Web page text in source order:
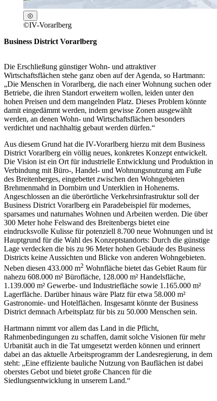
©IV-Vorarlberg
Business District Vorarlberg
Die Erschließung günstiger Wohn- und attraktiver
Wirtschaftsflächen stehe ganz oben auf der Agenda, so Hartmann:
„Die Menschen in Vorarlberg, die nach einer Wohnung suchen oder
Betriebe, die ihren Standort erweitern wollen, leiden unter den
hohen Preisen und dem mangelnden Platz. Dieses Problem könnte
damit eingedämmt werden, indem gewisse Zonen ausgewählt
werden, an denen Wohn- und Wirtschaftsflächen besonders
verdichtet und nachhaltig gebaut werden dürfen.“
Aus diesem Grund hat die IV-Vorarlberg hierzu mit dem Business
District Vorarlberg ein völlig neues, konkretes Konzept entwickelt.
Die Vision ist ein Ort für industrielle Entwicklung und Produktion in
Verbindung mit Büro-, Handel- und Wohnungsnutzung am Fuße
des Breitenberges, eingebettet zwischen den Wohngebieten
Brehmenmahd in Dornbirn und Unterklien in Hohenems.
Angeschlossen an die überörtliche Verkehrsinfrastruktur soll der
Business District Vorarlberg ein Paradebeispiel für modernes,
sparsames und naturnahes Wohnen und Arbeiten werden. Die über
300 Meter hohe Felswand des Breitenbergs bietet eine
eindrucksvolle Kulisse für potenziell 8.700 neue Wohnungen und ist
Hauptgrund für die Wahl des Konzeptstandorts: Durch die günstige
Lage verdecken die bis zu 96 Meter hohen Gebäude des Business
Districts keine Aussichten und Blicke von anderen Wohngebieten.
Neben diesen 433.000 m2 Wohnfläche bietet das Gebiet Raum für
nahezu 608.000 m² Bürofläche, 128.000 m² Handelsfläche,
1.139.000 m² Gewerbe- und Industriefläche sowie 1.165.000 m²
Lagerfläche. Darüber hinaus wäre Platz für etwa 58.000 m²
Gastronomie- und Hotelflächen. Insgesamt könnte der Business
District demnach Arbeitsplatz für bis zu 50.000 Menschen sein.
Hartmann nimmt vor allem das Land in die Pflicht,
Rahmenbedingungen zu schaffen, damit solche Visionen für mehr
Urbanität auch in die Tat umgesetzt werden können und erinnert
dabei an das aktuelle Arbeitsprogramm der Landesregierung, in dem
steht: „Eine effiziente bauliche Nutzung von Bauflächen ist dabei
oberstes Gebot und bietet große Chancen für die
Siedlungsentwicklung in unserem Land.“